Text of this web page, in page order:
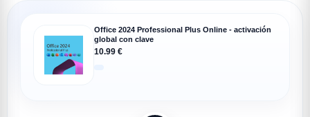
Office 2024 Professional Plus Online - activación
global con clave
10.99 €